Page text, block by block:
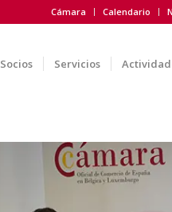
Cámara Calendario
Socios Servicios